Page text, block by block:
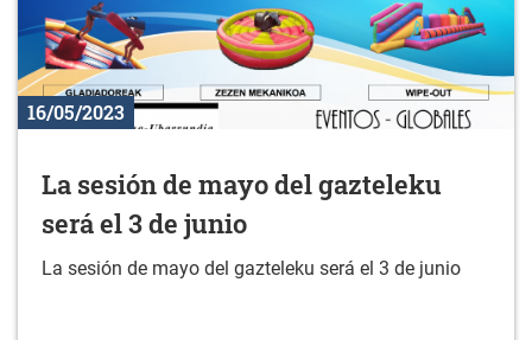
16/05/2023
La sesión de mayo del gazteleku
será el 3 de junio
La sesión de mayo del gazteleku será el 3 de junio